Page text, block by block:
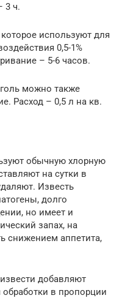
3 ч.
используют для
0,5-1%
– 5-6 часов.
можно также
Расход – 0,5 л на кв.
обычную хлорную
на сутки в
Известь
долго
но имеет и
запах, на
снижением аппетита,
добавляют
в пропорции